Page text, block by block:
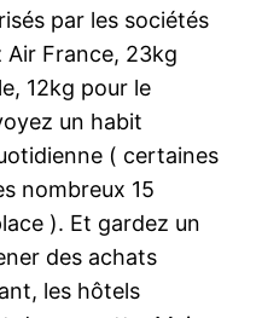
par les sociétés
Air France, 23kg
12kg pour le
un habit
( certaines
nombreux 15
). Et gardez un
des achats
les hôtels